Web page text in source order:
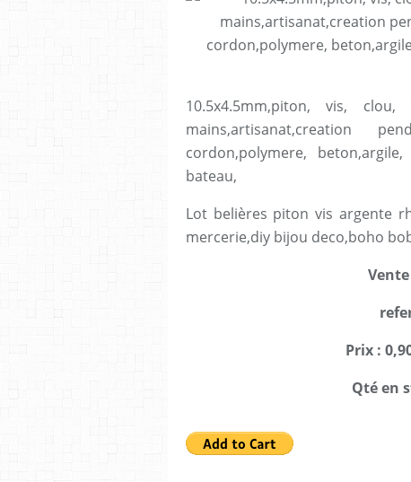
10.5x4.5mm,piton, vis,
mains,artisanat,creation
cordon,polymere,
bateau,
Lot belières piton vis argente
mercerie,diy bijou deco,boho
Prix :
Qté en